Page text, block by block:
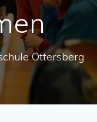
Ottersberg